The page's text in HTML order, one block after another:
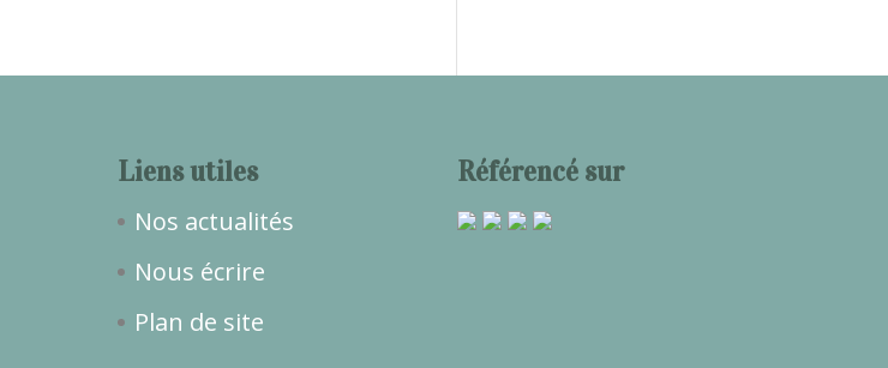
Liens utiles
Nos actualités
Nous écrire
Plan de site
Référencé sur